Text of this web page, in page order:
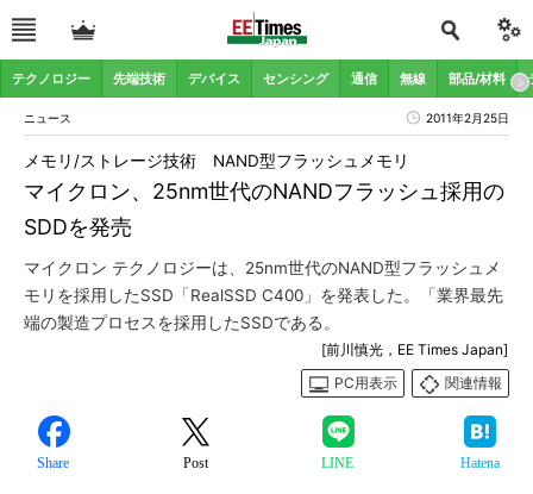
テクノロジー 先端技術 デバイス センシング 通信 無線 部品/材料
ニュース 2011年2月25日
マイクロン、25nm世代のNANDフラッシュ採用の
SDDを発売
メモリ/ストレージ技術 NAND型フラッシュメモリ
マイクロン テクノロジーは、25nm世代のNAND型フラッシュメ
モリを採用したSSD「RealSSD C400」を発表した。「業界最先
端の製造プロセスを採用したSSDである。
[前川慎光，EE Times Japan]
PC用表示
関連情報
Share Post LINE Hatena